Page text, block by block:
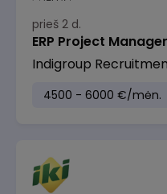
prieš 2 d.
ERP Project Manager
Indigroup
4500 - 6000 €/mėn.